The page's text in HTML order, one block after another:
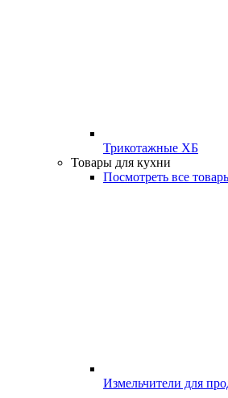
Трикотажные ХБ
Товары для кухни
Посмотреть все
Измельчители для